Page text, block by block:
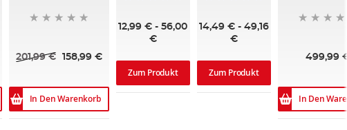
201,99 € 158,99 €
In Den Warenkorb
12,99 € -56,00
€
Zum Produkt
14,49 €- 49,16
€
Zum Produkt
499,99
In Den